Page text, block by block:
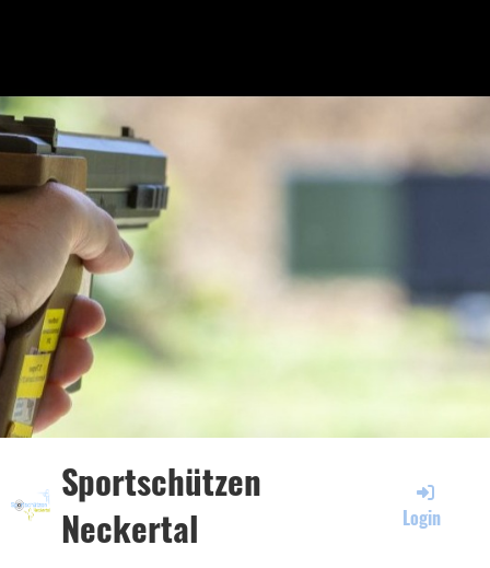
Sportschützen
Neckertal
Login